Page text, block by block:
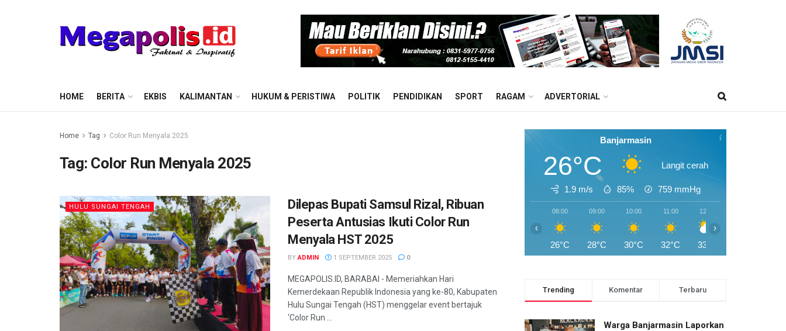
HOME BERITA EKBIS KALIMANTAN HUKUM & PERISTIWA POLITIK PENDIDIKAN SPORT RAGAM ADVERTORIAL
Home Tag Color Run Menyala 2025
Tag: Color Run Menyala 2025
HULU SUNGAI TENGAH
Dilepas Bupati Samsul Rizal, Ribuan
Peserta Antusias Ikuti Color Run
Menyala HST 2025
BY ADMIN 1 SEPTEMBER 2025 0
MEGAPOLIS.ID, BARABAI - Memeriahkan Hari
Kemerdekaan Republik Indonesia yang ke-80, Kabupaten
Hulu Sungai Tengah (HST) menggelar event bertajuk
‘Color Run ...
Banjarmasin
26°C Langit cerah
1.9 m/s 85% 759 mmHg
08:00
26°C
09:00
28°C
10:00
30°C
11:00
32°C
12:00
33°C
‹ ›
Trending Komentar Terbaru
Warga Banjarmasin Laporkan